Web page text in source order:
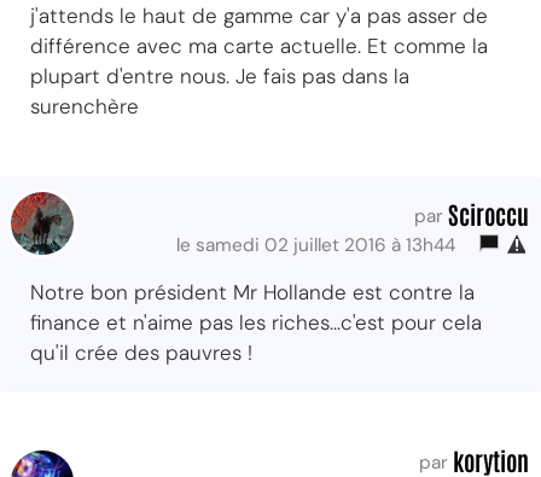
j'attends le haut de gamme car y'a pas asser de
différence avec ma carte actuelle. Et comme la
plupart d'entre nous. Je fais pas dans la
surenchère
par Sciroccu
le samedi 02 juillet 2016 à 13h44
Notre bon président Mr Hollande est contre la
finance et n'aime pas les riches...c'est pour cela
qu'il crée des pauvres !
par korytion